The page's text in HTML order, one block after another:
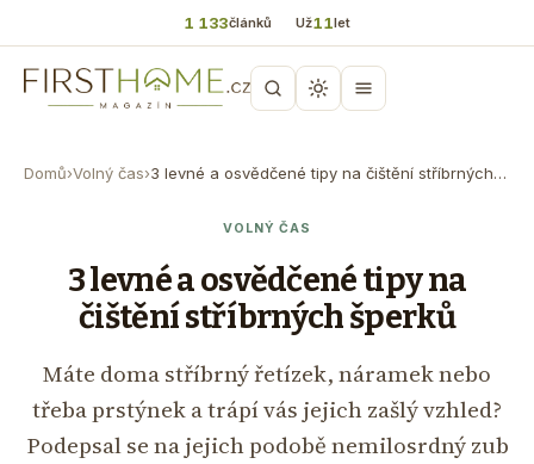
1 133článků Už11let
Domů›Volný čas›3 levné a osvědčené tipy na čištění stříbrných…
VOLNÝ ČAS
3 levné a osvědčené tipy na
čištění stříbrných šperků
Máte doma stříbrný řetízek, náramek nebo
třeba prstýnek a trápí vás jejich zašlý vzhled?
Podepsal se na jejich podobě nemilosrdný zub